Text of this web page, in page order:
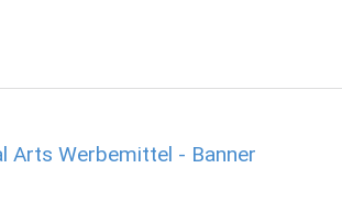
Arts Werbemittel - Banner